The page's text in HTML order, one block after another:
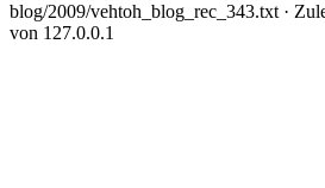
blog/2009/vehtoh_blog_rec_343.txt ·
von 127.0.0.1